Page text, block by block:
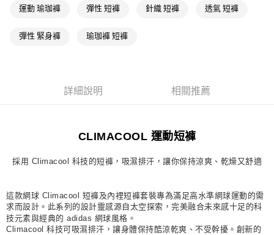
7-11取貨付款
每筆NT$80，滿NT$1,500(含以上)免運費
運動 瑜珈褲 彈性 短褲 針織 短褲 透氣 短褲
彈性 緊身褲 瑜珈褲 短褲
詳細說明 相關推薦
CLIMACOOL 運動短褲
採用 Climacool 科技的短褲，吸濕排汗，讓你保持涼爽、乾燥又舒適
這款網球 Climacool 短褲及內裡短褲套裝專為滿足高水準網球運動的需
求而設計。此系列的設計靈感源自太空探索，完美融合未來感十足的科
技元素與經典的 adidas 網球風格。
Climacool 科技可吸濕排汗，讓身體保持酷涼乾爽、不受幹擾。創新的